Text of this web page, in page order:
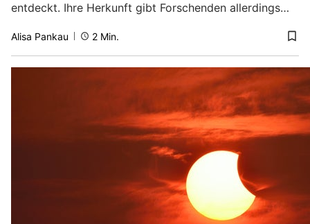
entdeckt. Ihre Herkunft gibt Forschenden allerdings
Alisa Pankau 2 Min.